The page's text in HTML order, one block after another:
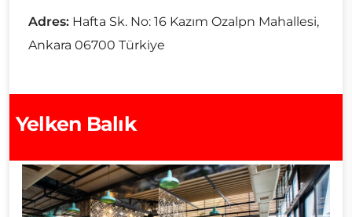
Adres: Hafta Sk. No: 16 Kazım Ozalpn Mahallesi,
Ankara 06700 Türkiye
Yelken Balık